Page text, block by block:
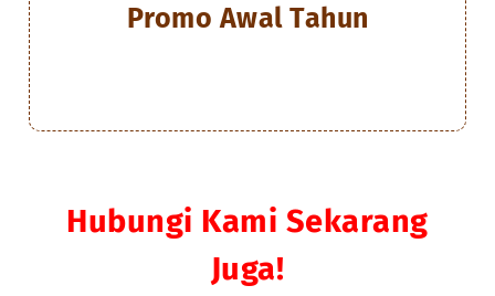
Promo Awal Tahun
Hubungi Kami Sekarang
Juga!